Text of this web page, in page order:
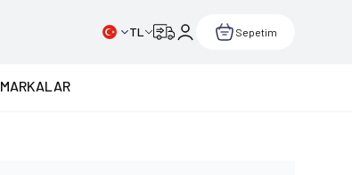
TL Sepetim
MARKALAR